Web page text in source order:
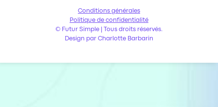
© Futur Simple | Tous droits réservés.
Conditions générales
Politique de confidentialité
Design par Charlotte Barbarin